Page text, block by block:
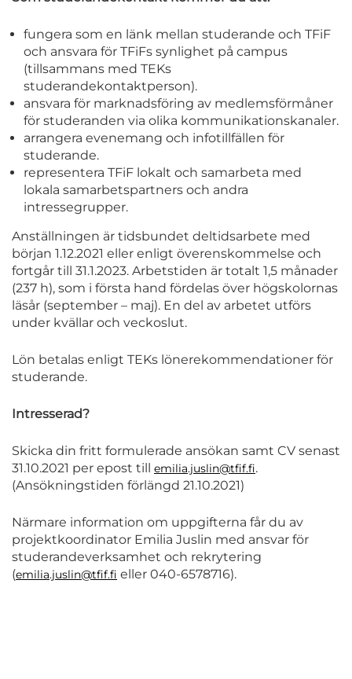
fungera som en länk mellan studerande och TFiF
och ansvara för TFiFs synlighet på campus
(tillsammans med TEKs
studerandekontaktperson).
ansvara för marknadsföring av medlemsförmåner
för studeranden via olika kommunikationskanaler.
arrangera evenemang och infotillfällen för
studerande.
representera TFiF lokalt och samarbeta med
lokala samarbetspartners och andra
intressegrupper.
Anställningen är tidsbundet deltidsarbete med
början 1.12.2021 eller enligt överenskommelse och
fortgår till 31.1.2023. Arbetstiden är totalt 1,5 månader
(237 h), som i första hand fördelas över högskolornas
läsår (september – maj). En del av arbetet utförs
under kvällar och veckoslut.
Lön betalas enligt TEKs lönerekommendationer för
studerande.
Intresserad?
Skicka din fritt formulerade ansökan samt CV senast
31.10.2021 per epost till emilia.juslin@tfif.fi.
(Ansökningstiden förlängd 21.10.2021)
Närmare information om uppgifterna får du av
projektkoordinator Emilia Juslin med ansvar för
studerandeverksamhet och rekrytering
(emilia.juslin@tfif.fi eller 040-6578716).